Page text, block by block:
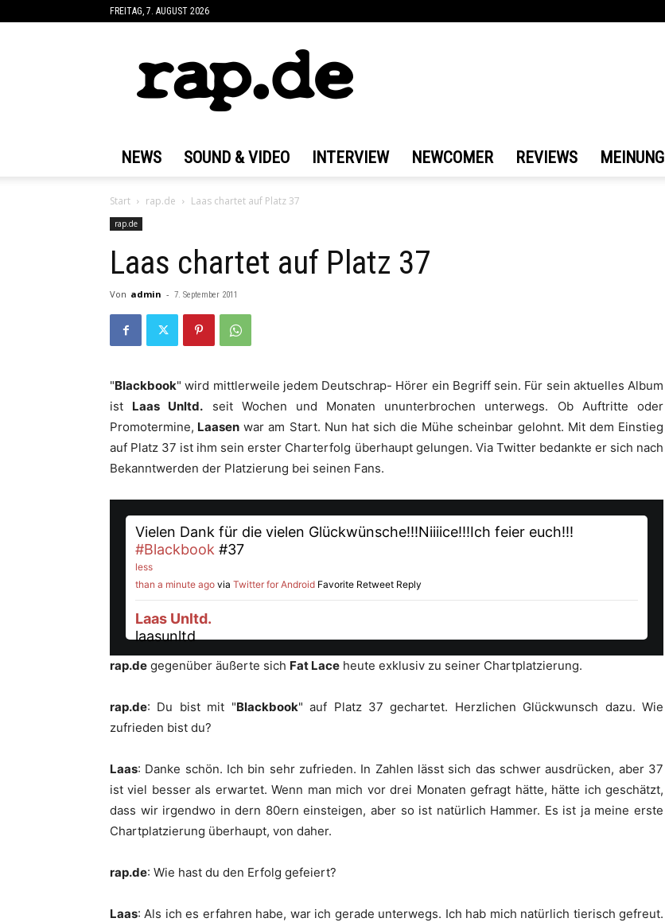
FREITAG, 7. AUGUST 2026
NEWS SOUND & VIDEO INTERVIEW NEWCOMER REVIEWS MEINUNG
Start rap.de Laas chartet auf Platz 37
rap.de
Laas chartet auf Platz 37
Von admin - 7. September 2011
"Blackbook" wird mittlerweile jedem Deutschrap- Hörer ein Begriff sein. Für sein aktuelles Album
ist Laas Unltd. seit Wochen und Monaten ununterbrochen unterwegs. Ob Auftritte oder
Promotermine, Laasen war am Start. Nun hat sich die Mühe scheinbar gelohnt. Mit dem Einstieg
auf Platz 37 ist ihm sein erster Charterfolg überhaupt gelungen. Via Twitter bedankte er sich nach
Bekanntwerden der Platzierung bei seinen Fans.
Vielen Dank für die vielen Glückwünsche!!!Niiiice!!!Ich feier euch!!!
#Blackbook #37
less
than a minute ago via Twitter for Android Favorite Retweet Reply
Laas Unltd.
laasunltd
rap.de gegenüber äußerte sich Fat Lace heute exklusiv zu seiner Chartplatzierung.
rap.de: Du bist mit "Blackbook" auf Platz 37 gechartet. Herzlichen Glückwunsch dazu. Wie
zufrieden bist du?
Laas: Danke schön. Ich bin sehr zufrieden. In Zahlen lässt sich das schwer ausdrücken, aber 37
ist viel besser als erwartet. Wenn man mich vor drei Monaten gefragt hätte, hätte ich geschätzt,
dass wir irgendwo in dern 80ern einsteigen, aber so ist natürlich Hammer. Es ist ja meine erste
Chartplatzierung überhaupt, von daher.
rap.de: Wie hast du den Erfolg gefeiert?
Laas: Als ich es erfahren habe, war ich gerade unterwegs. Ich hab mich natürlich tierisch gefreut.